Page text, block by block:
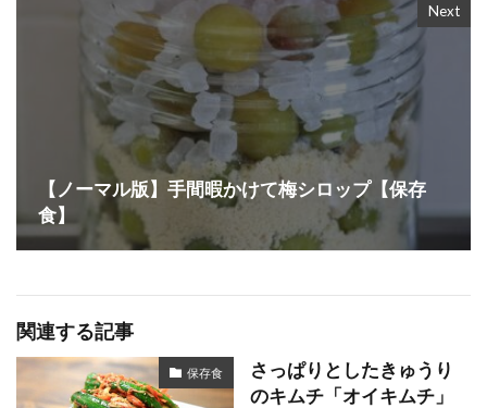
Next
【ノーマル版】手間暇かけて梅シロップ【保存
食】
関連する記事
保存食
さっぱりとしたきゅうり
のキムチ「オイキムチ」